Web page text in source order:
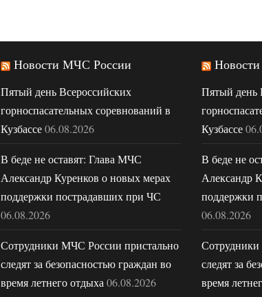
Новости МЧС России
Пятый день Всероссийских
горноспасательных соревнований в
Кузбассе 06.08.2026
В беде не оставят: Глава МЧС
Александр Куренков о новых мерах
поддержки пострадавших при ЧС
06.08.2026
Сотрудники МЧС России пристально
следят за безопасностью граждан во
время летнего отдыха 06.08.2026
Пятый день
Кузбассе
В беде не
Александр
поддержки
06.08.2026
следят за
время